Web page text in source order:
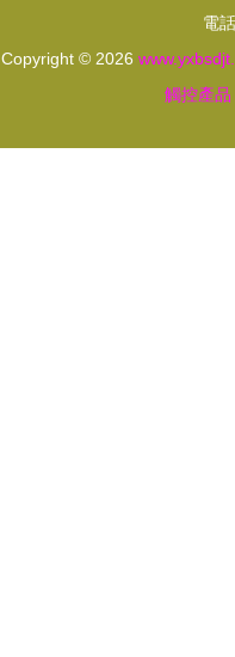
電
Copyright © 2026
觸控產品